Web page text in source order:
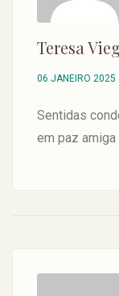
Teresa
06 JANEIRO 2025
Sentidas
em paz